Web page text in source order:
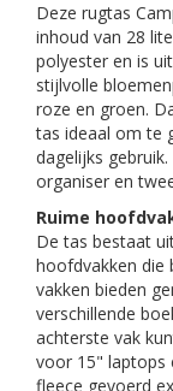
Deze rugtas
inhoud van 28
polyester en is
stijlvolle
roze en groen.
tas ideaal om te
dagelijks
organiser en
Ruime
De tas bestaat
hoofdvakken die
vakken bieden
verschillende
achterste vak
voor 15" laptops
fleece gevoerd